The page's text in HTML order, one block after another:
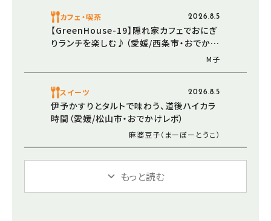
カフェ・喫茶 2026.8.5
【GreenHouse-19】隠れ家カフェでおにぎ
りランチを楽しむ♪（愛媛/西条市・おでかけ
M子
スイーツ 2026.8.5
伊予かすりとタルトで味わう、道後ハイカラ
時間（愛媛/松山市・おでかけレポ）
麻婆豆子（まーぼーとうこ）
もっと読む